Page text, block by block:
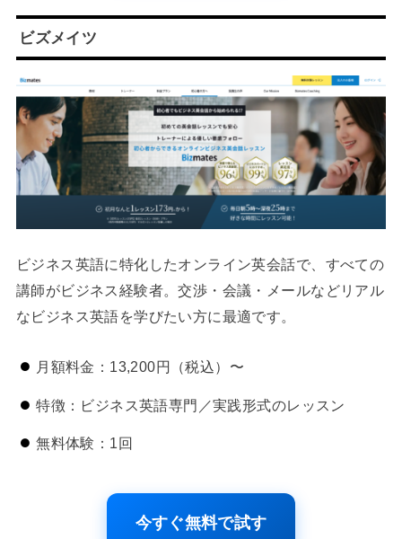
ビズメイツ
ビジネス英語に特化したオンライン英会話で、すべての
講師がビジネス経験者。交渉・会議・メールなどリアル
なビジネス英語を学びたい方に最適です。
月額料金：13,200円（税込）〜
特徴：ビジネス英語専門／実践形式のレッスン
無料体験：1回
今すぐ無料で試す